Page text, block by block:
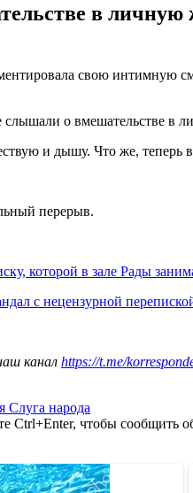
в
свою интимную
слышали о вмешательстве в
и дышу. Что же, теперь
перерыв.
которой в зале Рады
с нецензурной
канал https://t.me/
Слуга народа
Ctrl+Enter, чтобы сообщить